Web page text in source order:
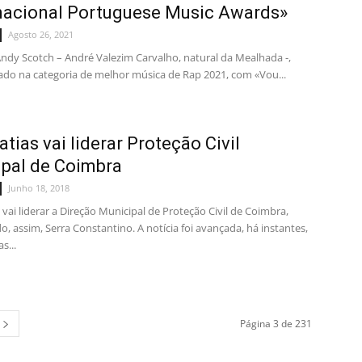
Portuguese Music Awards»
Agosto 26, 2021
Scotch – André Valezim Carvalho, natural da Mealhada -,
na categoria de melhor música de Rap 2021, com «Vou...
vai liderar Proteção Civil
de Coimbra
Junho 18, 2018
liderar a Direção Municipal de Proteção Civil de Coimbra,
assim, Serra Constantino. A notícia foi avançada, há instantes,
Página 3 de 231